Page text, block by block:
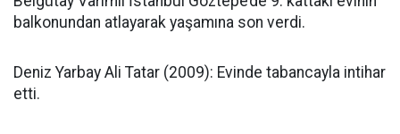
balkonundan atlayarak yaşamına son verdi.
Deniz Yarbay Ali Tatar (2009): Evinde tabancayla intihar
etti.